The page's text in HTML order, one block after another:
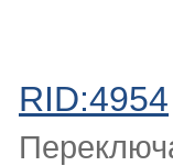
RID:4954